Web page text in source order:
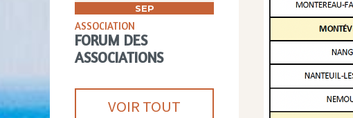
SEP
ASSOCIATION
FORUM DES
ASSOCIATIONS
VOIR TOUT